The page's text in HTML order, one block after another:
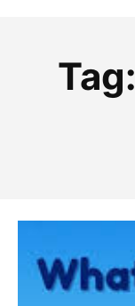
Tag: